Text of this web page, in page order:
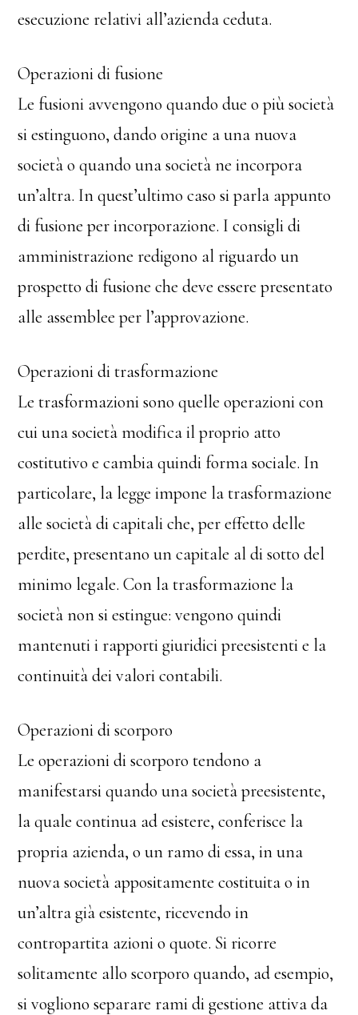
esecuzione relativi all’azienda ceduta.
Operazioni di fusione
Le fusioni avvengono quando due o più società
si estinguono, dando origine a una nuova
società o quando una società ne incorpora
un’altra. In quest’ultimo caso si parla appunto
di fusione per incorporazione. I consigli di
amministrazione redigono al riguardo un
prospetto di fusione che deve essere presentato
alle assemblee per l’approvazione.
Operazioni di trasformazione
Le trasformazioni sono quelle operazioni con
cui una società modifica il proprio atto
costitutivo e cambia quindi forma sociale. In
particolare, la legge impone la trasformazione
alle società di capitali che, per effetto delle
perdite, presentano un capitale al di sotto del
minimo legale. Con la trasformazione la
società non si estingue: vengono quindi
mantenuti i rapporti giuridici preesistenti e la
continuità dei valori contabili.
Operazioni di scorporo
Le operazioni di scorporo tendono a
manifestarsi quando una società preesistente,
la quale continua ad esistere, conferisce la
propria azienda, o un ramo di essa, in una
nuova società appositamente costituita o in
un’altra già esistente, ricevendo in
contropartita azioni o quote. Si ricorre
solitamente allo scorporo quando, ad esempio,
si vogliono separare rami di gestione attiva da